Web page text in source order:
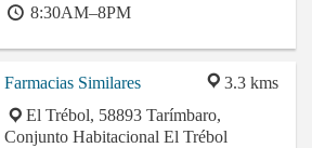
8:30AM–8PM
3.3 kms
Farmacias Similares
El Trébol, 58893 Tarímbaro,
Conjunto Habitacional El Trébol